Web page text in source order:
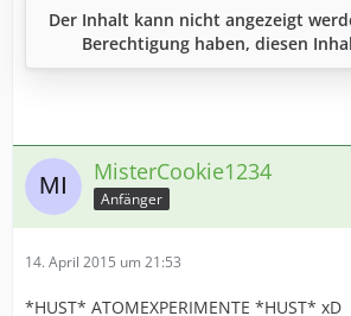
Der Inhalt kann nicht angezeigt
Berechtigung haben, diesen
MisterCookie1234
Anfänger
14. April 2015 um 21:53
*HUST* ATOMEXPERIMENTE *HUST* xD